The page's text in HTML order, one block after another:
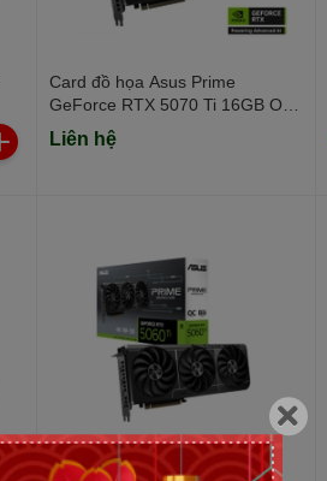
Card đồ họa Asus Prime
GeForce RTX 5070 Ti 16GB OC
Edition (GDDR7/ 256 bit)
Liên hệ